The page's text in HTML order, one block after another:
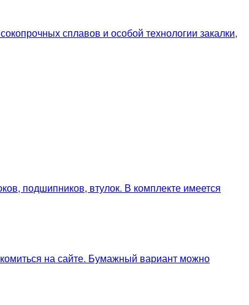
сплавов и особой технологии закалки,
подшипников, втулок. В комплекте имеется
на сайте. Бумажный вариант можно